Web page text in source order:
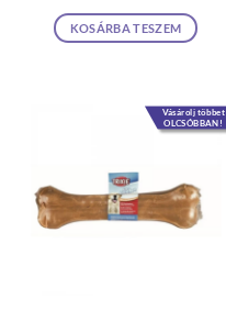
KOSÁRBA TESZEM
Vásárolj többet
OLCSÓBBAN!